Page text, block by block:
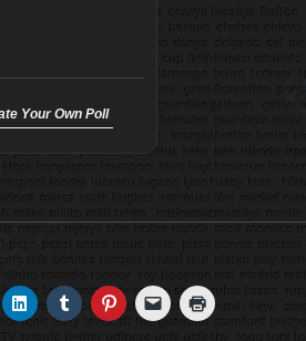
Your Own Poll